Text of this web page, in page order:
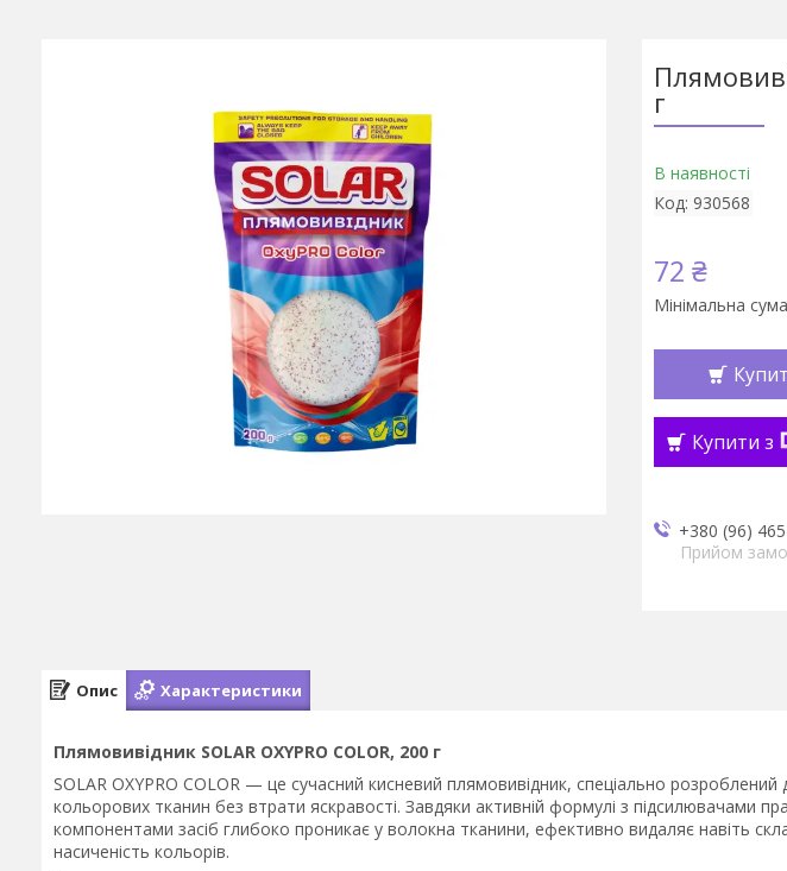
г
В наявності
Код: 930568
72 ₴
Мінімальна
Купити з
+380 (96)
Прийом
Опис Характеристики
Плямовивідник SOLAR OXYPRO COLOR, 200 г
SOLAR OXYPRO COLOR — це сучасний кисневий плямовивідник, спеціально
кольорових тканин без втрати яскравості. Завдяки активній формулі з підсилювачами
компонентами засіб глибоко проникає у волокна тканини, ефективно видаляє навіть
насиченість кольорів.